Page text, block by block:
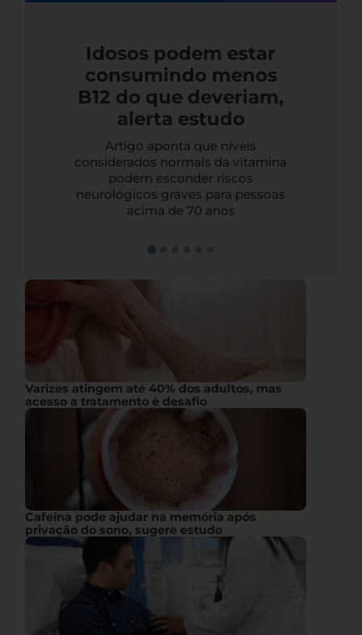
Idosos podem estar
consumindo menos
B12 do que deveriam,
alerta estudo
Artigo aponta que níveis
considerados normais da vitamina
podem esconder riscos
neurológicos graves para pessoas
acima de 70 anos
Varizes atingem até 40% dos adultos, mas
acesso a tratamento é desafio
Cafeína pode ajudar na memória após
privação do sono, sugere estudo